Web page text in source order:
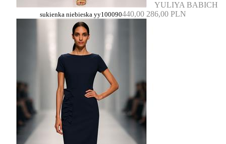
YULIYA BABICH
sukienka niebieska yy100090440,00 286,00 PLN